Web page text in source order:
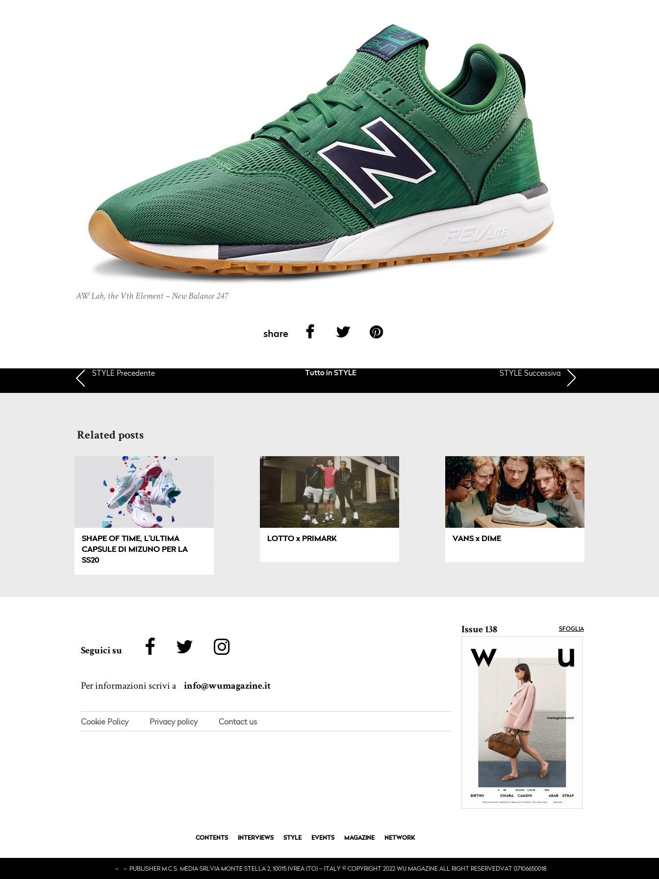
AW Lab, the Vth Element – New Balance 247
share
STYLE Precedente Tutto in STYLE STYLE Successiva
Related posts
SHAPE OF TIME, L’ULTIMA
CAPSULE DI MIZUNO PER LA
SS20
LOTTO x PRIMARK VANS x DIME
Seguici su
Per informazioni scrivi a info@wumagazine.it
Cookie Policy Privacy policy Contact us
Issue 138 SFOGLIA
CONTENTS INTERVIEWS STYLE EVENTS MAGAZINE NETWORK
PUBLISHER M.C.S. MEDIA SRL
– VIA MONTE STELLA 2, 10015 IVREA (TO) – ITALY © COPYRIGHT 2022 WU MAGAZINE ALL RIGHT RESERVED
– VAT 07106650018